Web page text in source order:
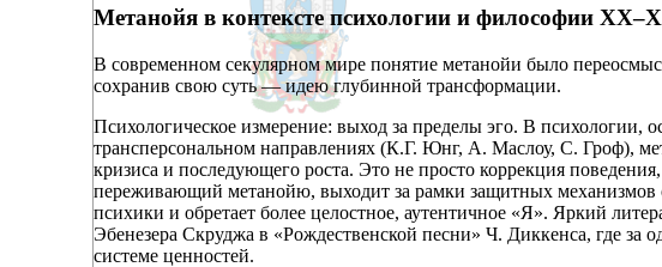
Метанойя в контексте психологии и философии
В современном секулярном мире понятие метанойи было
сохранив свою суть — идею глубинной трансформации.
Психологическое измерение: выход за пределы эго. В психологии,
трансперсональном направлениях (К.Г. Юнг, А. Маслоу, С. Гроф),
кризиса и последующего роста. Это не просто коррекция
переживающий метанойю, выходит за рамки защитных механизмов
психики и обретает более целостное, аутентичное «Я». Яркий
Эбенезера Скруджа в «Рождественской песни» Ч. Диккенса, где за
системе ценностей.